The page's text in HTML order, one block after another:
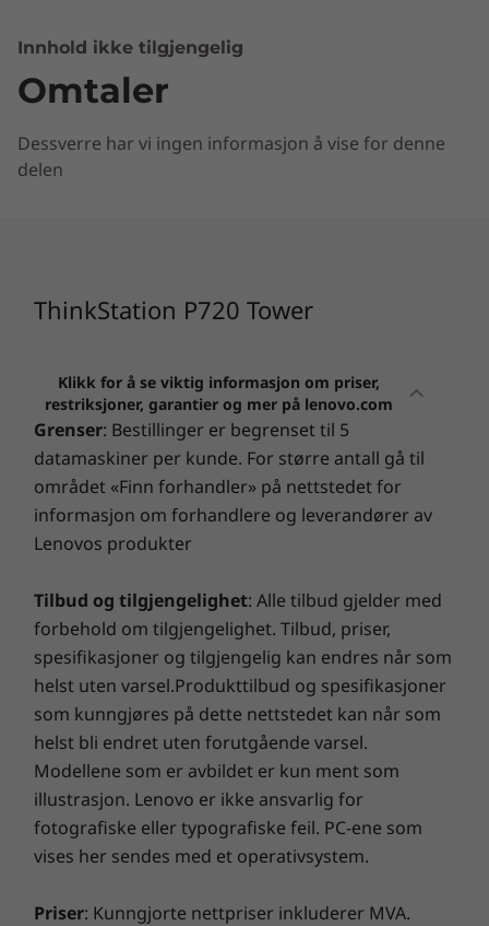
Innhold ikke tilgjengelig
Omtaler
Dessverre har vi ingen informasjon å vise for denne
delen
ThinkStation P720 Tower
Klikk for å se viktig informasjon om priser,
restriksjoner, garantier og mer på lenovo.com
Grenser: Bestillinger er begrenset til 5
datamaskiner per kunde. For større antall gå til
området «Finn forhandler» på nettstedet for
informasjon om forhandlere og leverandører av
Lenovos produkter
Tilbud og tilgjengelighet: Alle tilbud gjelder med
forbehold om tilgjengelighet. Tilbud, priser,
spesifikasjoner og tilgjengelig kan endres når som
helst uten varsel.Produkttilbud og spesifikasjoner
som kunngjøres på dette nettstedet kan når som
helst bli endret uten forutgående varsel.
Modellene som er avbildet er kun ment som
illustrasjon. Lenovo er ikke ansvarlig for
fotografiske eller typografiske feil. PC-ene som
vises her sendes med et operativsystem.
Priser: Kunngjorte nettpriser inkluderer MVA.